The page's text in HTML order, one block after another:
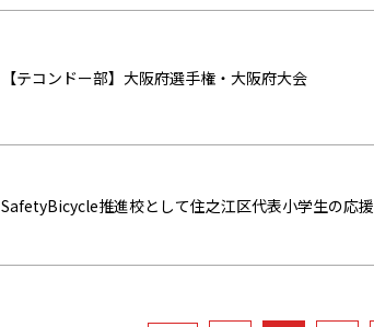
【テコンドー部】大阪府選手権・大阪府大会
SafetyBicycle推進校として住之江区代表小学生の応援